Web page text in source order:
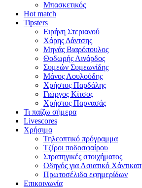
Μπασκετικός
Hot match
Tipsters
Ειρήνη Στεριανού
Χάρης Δάντσης
Μηνάς Βιαρόπουλος
Θοδωρής Λινάρδος
Συμεών Συμεωνίδης
Μάνος Λουλούδης
Χρήστος Παρδάλης
Γιώργος Κίτσος
Χρήστος Παρνασάς
Τι παίζω σήμερα
Livescores
Χρήσιμα
Τηλεοπτικό πρόγραμμα
Τζίροι ποδοσφαίρου
Στρατηγικές στοιχήματος
Οδηγός για Ασιατικό Χάντικαπ
Πρωτοσέλιδα εφημερίδων
Επικοινωνία